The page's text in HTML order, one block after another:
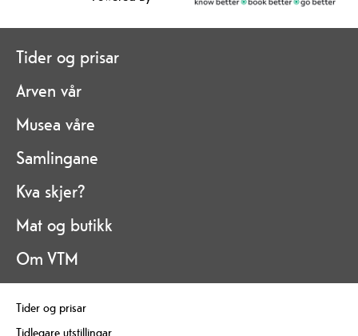
Tider og prisar
Arven vår
Musea våre
Samlingane
Kva skjer?
Mat og butikk
Om VTM
Tider og prisar
Tidlegare utstillingar